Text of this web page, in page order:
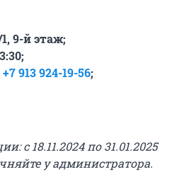
9-й этаж;
+7 913 924-19-56;
с 18.11.2024 по 31.01.2025
у администратора.